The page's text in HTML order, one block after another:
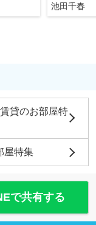
池田千春
貸のお部屋特
屋特集
で共有する